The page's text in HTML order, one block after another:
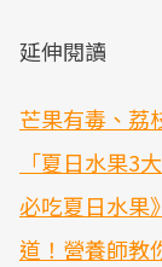
延伸閱讀
芒果有毒、荔
「夏日水果3
必吃夏日水果
道！營養師教